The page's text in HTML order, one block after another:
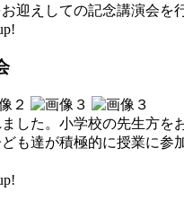
迎えしての記念講演会を
した。小学校の先生方
も達が積極的に授業に